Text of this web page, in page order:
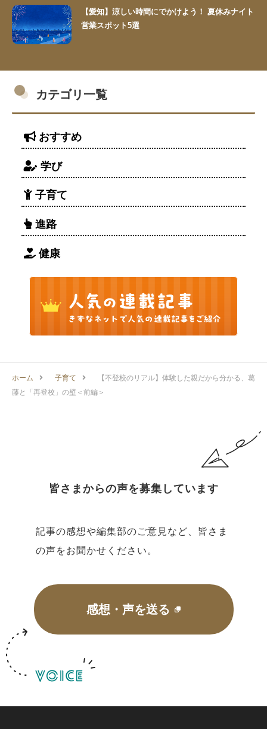
【愛知】涼しい時間にでかけよう！ 夏休みナイト
営業スポット5選
カテゴリ一覧
おすすめ
学び
子育て
進路
健康
ホーム 子育て
【不登校のリアル】体験した親だから分かる、葛
藤と「再登校」の壁＜前編＞
皆さまからの声を募集しています
記事の感想や編集部のご意見など、皆さま
の声をお聞かせください。
感想・声を送る